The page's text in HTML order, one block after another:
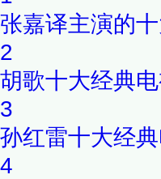
流成河，天
张嘉译主演的
2
胡歌十大经典电
3
孙红雷十大经
4